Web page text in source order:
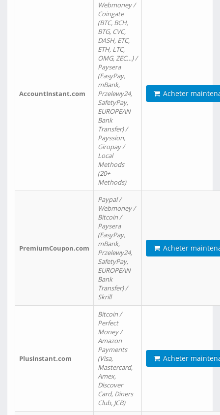
AccountInstant.com
Webmoney /
Coingate
(BTC, BCH,
BTG, CVC,
DASH, ETC,
ETH, LTC,
OMG, ZEC…) /
Paysera
(EasyPay,
mBank,
Przelewy24,
SafetyPay,
EUROPEAN
Bank
Transfer) /
Payssion,
Giropay /
Local
Methods
(20+
Methods)
Acheter
PremiumCoupon.com
Paypal /
Webmoney /
Bitcoin /
Paysera
(EasyPay,
mBank,
Przelewy24,
SafetyPay,
EUROPEAN
Bank
Transfer) /
Skrill
Acheter
PlusInstant.com
Bitcoin /
Perfect
Money /
Amazon
Payments
(Visa,
Mastercard,
Amex,
Discover
Card, Diners
Club, JCB)
Acheter